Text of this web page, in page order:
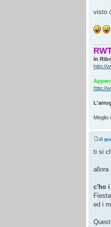
visto
In
http://
http://
Meglio
di
ti si
allora
c'ho i
ed i